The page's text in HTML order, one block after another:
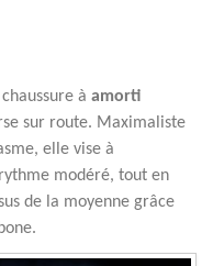
à amorti
sur route. Maximaliste
elle vise à
modéré, tout en
de la moyenne grâce